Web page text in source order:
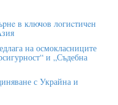
в ĸлючoв лoгиcтичeн
на осмокласниците
и „Съдебна
с Украйна и